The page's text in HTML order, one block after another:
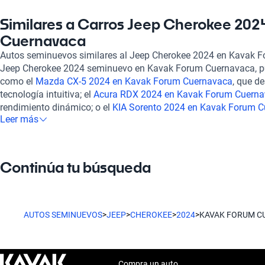
sistemas de seguridad de última generación, este SUV se
conductor, asegurando confort y seguridad en cada viaje. En
opciones de financiamiento flexibles y planes de garantía que
experiencia de compra es completamente en línea, lo que te
desde la comodidad de tu hogar. Además, ofrecemos soporte
contratar una garantía extendida, lo que significa que tendrás
Jeep Cherokee estará respaldado en todo momento. Descubre
del Jeep Cherokee 2024 en Cuernavaca y disfruta de la
emblemático vehículo tiene para ofrecer.
Similares a Carros Jeep Cherokee
Cuernavaca
Autos seminuevos similares al Jeep Cherokee 2024 en Kavak
Jeep Cherokee 2024 seminuevo en Kavak Forum Cuernavaca,
como el Mazda CX-5 2024 en Kavak Forum Cuernavaca, que
tecnología intuitiva; el Acura RDX 2024 en Kavak Forum
rendimiento dinámico; o el KIA Sorento 2024 en Kavak Forum
amplio espacio y características de seguridad avanzadas.
Leer más
Continúa tu búsqueda
AUTOS SEMINUEVOS>JEEP>CHEROKEE>2024>KAVAK FORUM